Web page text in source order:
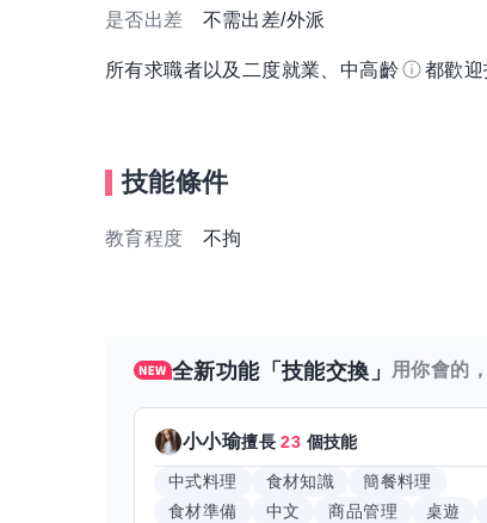
是否出差 不需出差/外派
所有求職者以及二度就業、中高齡 都歡迎
技能條件
教育程度 不拘
全新功能「技能交換」 用你會的
小小瑜擅長23 個技能
中式料理 食材知識
簡餐料理
食材準備
中文 商品管理 桌遊